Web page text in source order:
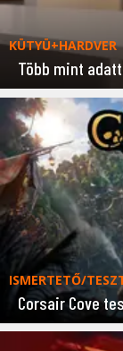
KÜTYÜ+HARDVER
Több mint
ISMERTETŐ/
Corsair Cove